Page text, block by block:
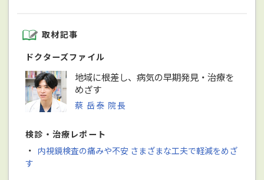
取材記事
ドクターズファイル
地域に根差し、病気の早期発見・治療を
めざす
蔡 岳泰 院長
検診・治療レポート
・ 内視鏡検査の痛みや不安 さまざまな工夫で軽減をめざ
す